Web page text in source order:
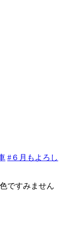
#６月もよろし
ですみません